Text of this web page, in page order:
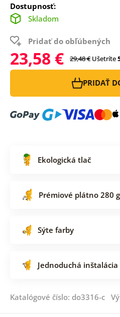
Dostupnosť:
Skladom
Pridať do obľúbených
23,58 € 29,48 € Ušetríte
PRIDAŤ
Ekologická tlač
Prémiové plátno 280
Sýte farby
Jednoduchá inštalácia
Katalógové číslo: do3316-c